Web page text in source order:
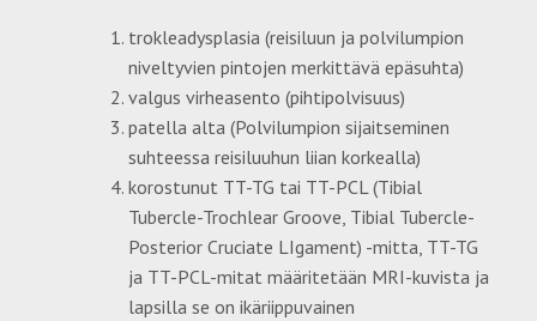
trokleadysplasia (reisiluun ja polvilumpion
niveltyvien pintojen merkittävä epäsuhta)
valgus virheasento (pihtipolvisuus)
patella alta (Polvilumpion sijaitseminen
suhteessa reisiluuhun liian korkealla)
korostunut TT-TG tai TT-PCL (Tibial
Tubercle-Trochlear Groove, Tibial Tubercle-
Posterior Cruciate LIgament) -mitta, TT-TG
ja TT-PCL-mitat määritetään MRI-kuvista ja
lapsilla se on ikäriippuvainen